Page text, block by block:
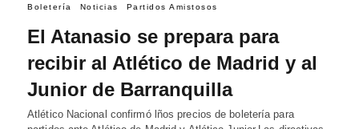
Boletería Noticias Partidos Amistosos
El Atanasio se prepara para
recibir al Atlético de Madrid y al
Junior de Barranquilla
Atlético Nacional confirmó lños precios de boletería para